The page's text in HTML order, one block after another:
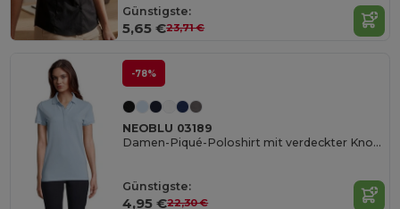
Günstigste:
5,65 €23,71 €
-78%
NEOBLU 03189
Damen-Piqué-Poloshirt mit verdeckter Knopfleiste Owen Damen
Günstigste:
4,95 €22,30 €